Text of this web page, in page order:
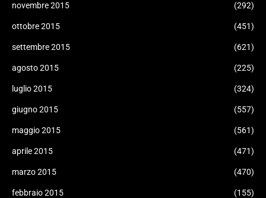
novembre 2015 (292)
ottobre 2015 (451)
settembre 2015 (621)
agosto 2015 (225)
luglio 2015 (324)
giugno 2015 (557)
maggio 2015 (561)
aprile 2015 (471)
marzo 2015 (470)
febbraio 2015 (155)